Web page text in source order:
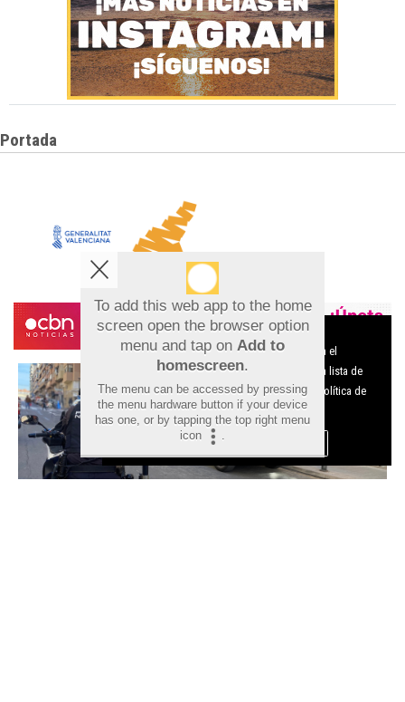
Portada
To add this web app to the home
screen open the browser option
menu and tap on Add to
homescreen.
The menu can be accessed by pressing
the menu hardware button if your device
has one, or by tapping the top right menu
icon
.
Aviso sobre el Uso de cookies:
Utilizamos cookies nuestras y de terceros para el
funcionamiento del digital. Puedes consultar la lista de
cookies y como desconectarlas. Ver nuestra Política de
Privacidad y Cookies
Aceptar Cookies